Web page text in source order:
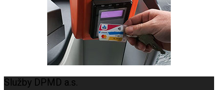
Služby DPMD a.s.